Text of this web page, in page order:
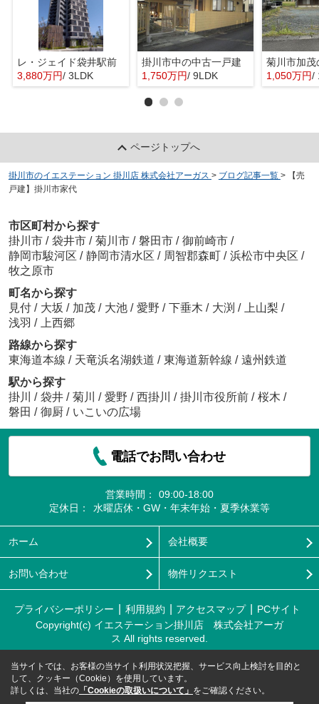
レ・ジェイド袋井駅前
3,880万円/ 3LDK
掛川市中の中古一戸建
1,750万円/ 9LDK
菊川市加茂
1,050万円/
ページトップへ
掛川市のイエステーション 掛川店 株式会社アーガス > ブログ記事一覧 >
【売
戸建】掛川市家代
市区町村から探す
掛川市 / 袋井市 / 菊川市 / 磐田市 / 御前崎市 /
静岡市駿河区 / 静岡市清水区 / 周智郡森町 / 浜松市中央区 /
牧之原市
町名から探す
見付 / 大坂 / 加茂 / 大池 / 愛野 / 下垂木 / 大渕 / 上山梨 /
浅羽 /
上西郷
路線から探す
東海道本線 / 天竜浜名湖鉄道 / 東海道新幹線 / 遠州鉄道
駅から探す
掛川
/ 袋井 / 菊川 / 愛野 / 西掛川 / 掛川市役所前 / 桜木 /
磐田 / 御厨 / いこいの広場
電話でお問い合わせ
営業時間：
09:00-18:00
定休日：
水曜店休・GW・年末年始・夏季休業等
ホーム 会社概要
お問い合わせ 物件リクエスト
プライバシーポリシー 利用規約 アクセスマップ
PCサイト
Copyright(c) イエステーション掛川店 株式会社アーガ
ス All rights reserved.
当サイトでは、お客様の当サイト利用状況把握、サービス向上検討を目的と
して、クッキー（Cookie）を使用しています。
詳しくは、当社の 「Cookieの取扱いについて」 をご確認ください。